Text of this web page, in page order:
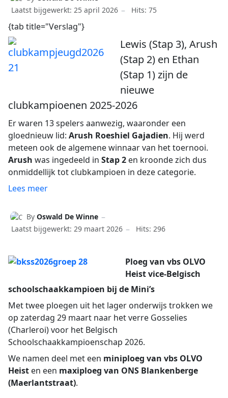
Laatst bijgewerkt: 25 april 2026
Hits: 75
{tab title="Verslag"}
Lewis (Stap 3), Arush
(Stap 2) en Ethan
(Stap 1) zijn de
nieuwe
clubkampioenen 2025-2026
Er waren 13 spelers aanwezig, waaronder een
gloednieuw lid: Arush Roeshiel Gajadien. Hij werd
meteen ook de algemene winnaar van het toernooi.
Arush was ingedeeld in Stap 2 en kroonde zich dus
onmiddellijk tot clubkampioen in deze categorie.
Lees meer
By Oswald De Winne
Laatst bijgewerkt: 29 maart 2026
Hits: 296
Ploeg van vbs OLVO
Heist vice-Belgisch
schoolschaakkampioen bij de Mini’s
Met twee ploegen uit het lager onderwijs trokken we
op zaterdag 29 maart naar het verre Gosselies
(Charleroi) voor het Belgisch
Schoolschaakkampioenschap 2026.
We namen deel met een miniploeg van vbs OLVO
Heist en een maxiploeg van ONS Blankenberge
(Maerlantstraat).